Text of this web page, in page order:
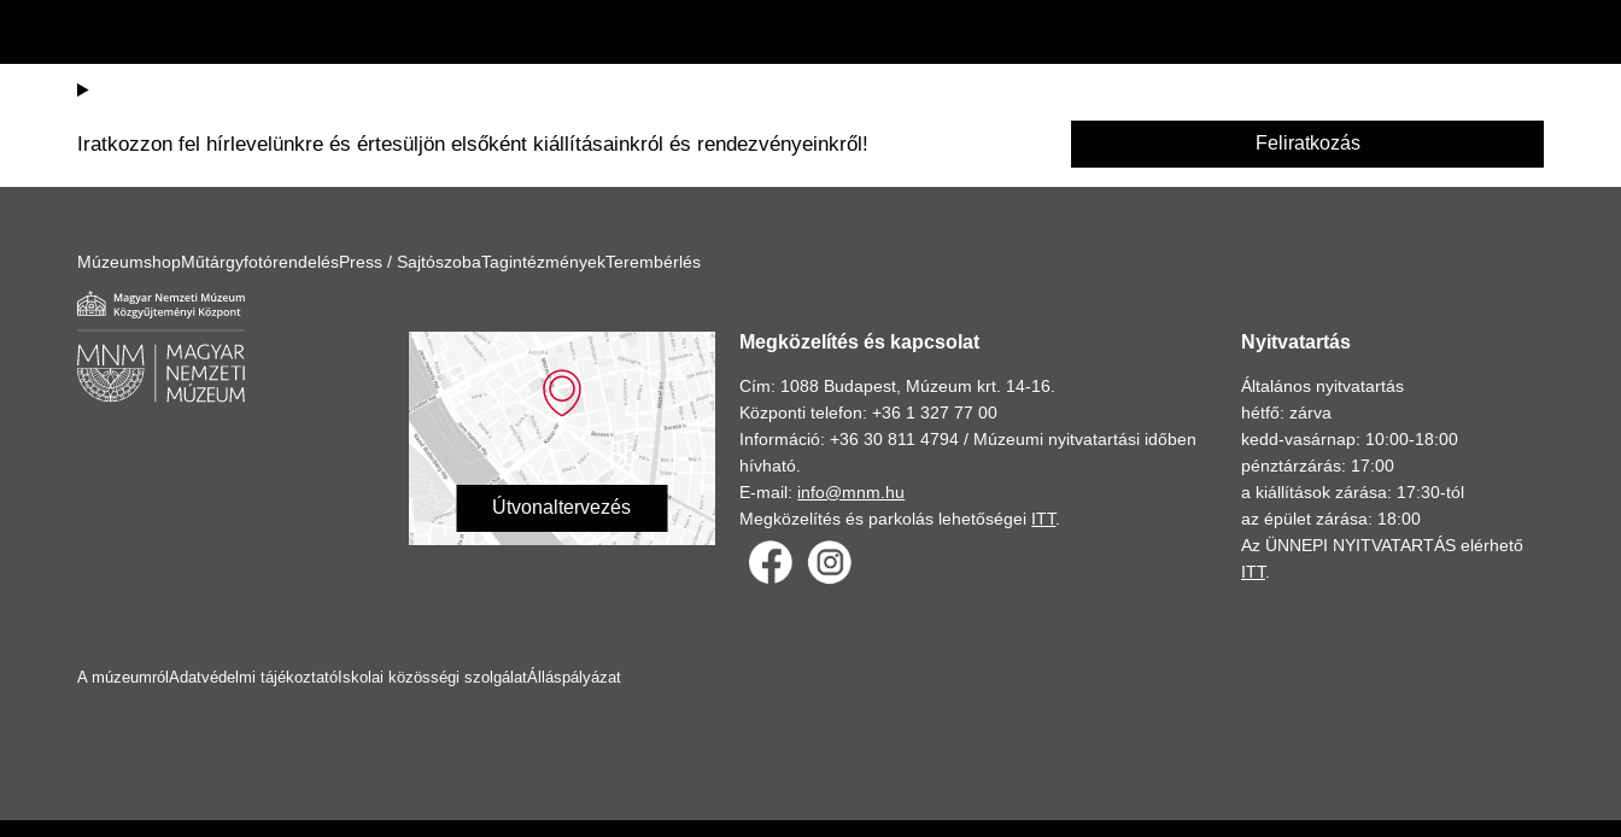
Iratkozzon fel hírlevelünkre és értesüljön elsőként kiállításainkról és rendezvényeinkről! Feliratkozás
MúzeumshopMűtárgyfotórendelésPress / SajtószobaTagintézményekTerembérlés
Útvonaltervezés
Megközelítés és kapcsolat
Cím: 1088 Budapest, Múzeum krt. 14-16.
Központi telefon: +36 1 327 77 00
Információ: +36 30 811 4794 / Múzeumi nyitvatartási időben
hívható.
E-mail: info@mnm.hu
Megközelítés és parkolás lehetőségei ITT.
Nyitvatartás
Általános nyitvatartás
hétfő: zárva
kedd-vasárnap: 10:00-18:00
pénztárzárás: 17:00
a kiállítások zárása: 17:30-tól
az épület zárása: 18:00
Az ÜNNEPI NYITVATARTÁS elérhető
ITT.
A múzeumról Adatvédelmi tájékoztató Iskolai közösségi szolgálatÁlláspályázat